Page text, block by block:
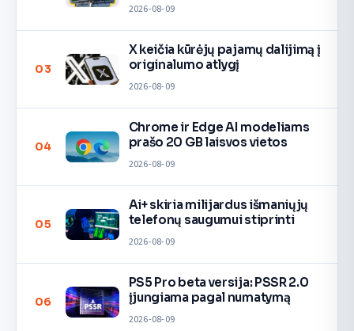
2026-08-09
03
X keičia kūrėjų pajamų dalijimą į
originalumo atlygį
2026-08-09
04
Chrome ir Edge AI modeliams
prašo 20 GB laisvos vietos
2026-08-09
05
Ai+ skiria milijardus išmaniųjų
telefonų saugumui stiprinti
2026-08-09
06
PS5 Pro beta versija: PSSR 2.0
įjungiama pagal numatymą
2026-08-09